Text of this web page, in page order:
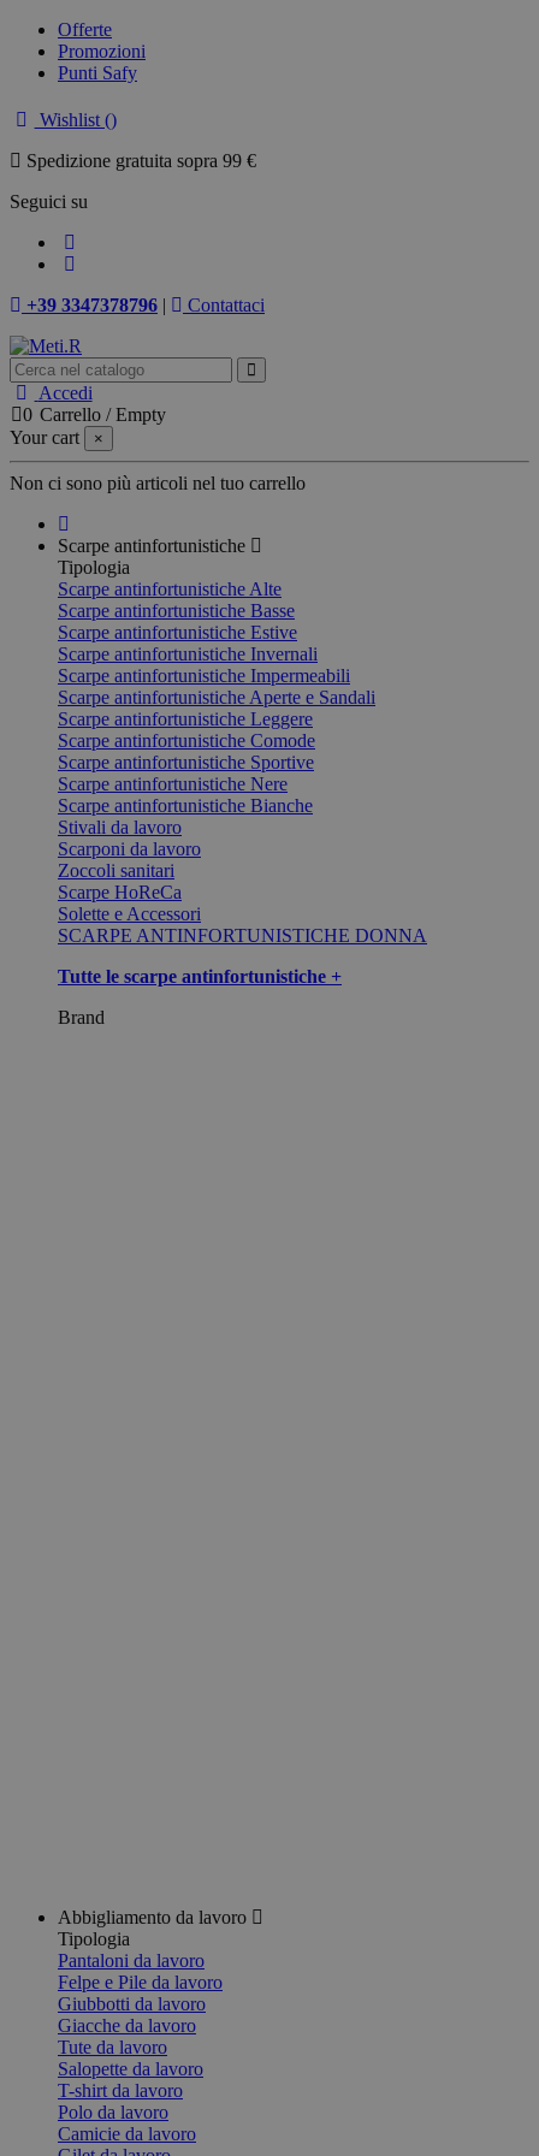
Offerte
Promozioni
Punti Safy
Wishlist ()
Spedizione gratuita sopra 99 €
Seguici su
+39 3347378796 | Contattaci
Accedi
0 Carrello /Empty
Your cart
×
Non ci sono più articoli nel tuo carrello
Scarpe antinfortunistiche
Tipologia
Scarpe antinfortunistiche Alte
Scarpe antinfortunistiche Basse
Scarpe antinfortunistiche Estive
Scarpe antinfortunistiche Invernali
Scarpe antinfortunistiche Impermeabili
Scarpe antinfortunistiche Aperte e Sandali
Scarpe antinfortunistiche Leggere
Scarpe antinfortunistiche Comode
Scarpe antinfortunistiche Sportive
Scarpe antinfortunistiche Nere
Scarpe antinfortunistiche Bianche
Stivali da lavoro
Scarponi da lavoro
Zoccoli sanitari
Scarpe HoReCa
Solette e Accessori
SCARPE ANTINFORTUNISTICHE DONNA
Tutte le scarpe antinfortunistiche +
Brand
Abbigliamento da lavoro
Tipologia
Pantaloni da lavoro
Felpe e Pile da lavoro
Giubbotti da lavoro
Giacche da lavoro
Tute da lavoro
Salopette da lavoro
T-shirt da lavoro
Polo da lavoro
Camicie da lavoro